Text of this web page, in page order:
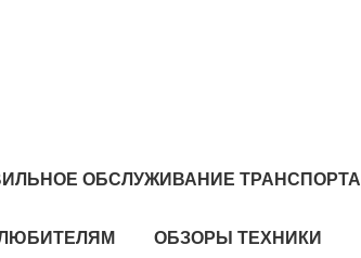
ОБСЛУЖИВАНИЕ ТРАНСПОРТА
ОБЗОРЫ ТЕХНИКИ